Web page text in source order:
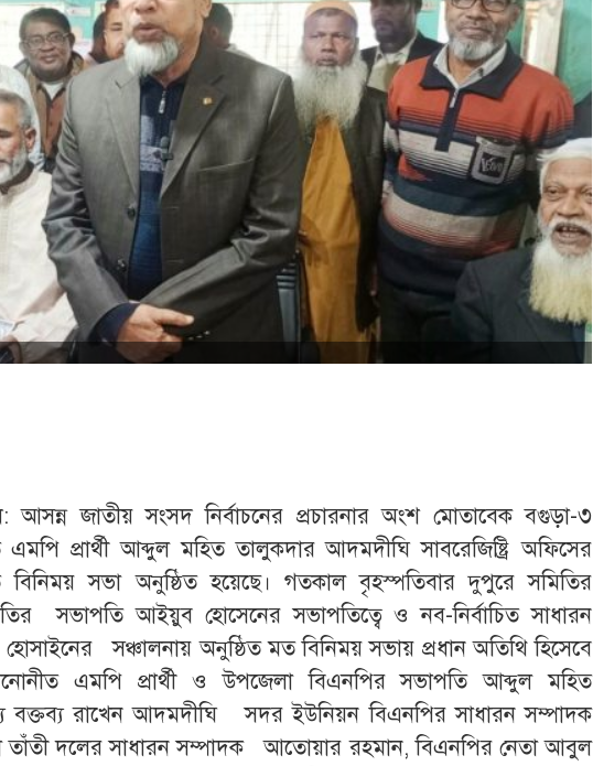
আসন্ন জাতীয় সংসদ নির্বাচনের প্রচারনার অংশ মোতাবেক বগুড়া-৩
প্রার্থী আব্দুল মহিত তালুকদার আদমদীঘি সাবরেজিষ্ট্রি অফিসের
সভা অনুষ্ঠিত হয়েছে। গতকাল বৃহস্পতিবার দুপুরে সমিতির
সভাপতি আইয়ুব হোসেনের সভাপতিত্বে ও নব-নির্বাচিত সাধারন
সঞ্চালনায় অনুষ্ঠিত মত বিনিময় সভায় প্রধান অতিথি হিসেবে
এমপি প্রার্থী ও উপজেলা বিএনপির সভাপতি আব্দুল মহিত
বক্তব্য রাখেন আদমদীঘি সদর ইউনিয়ন বিএনপির সাধারন সম্পাদক
দলের সাধারন সম্পাদক আতোয়ার রহমান, বিএনপির নেতা আবুল